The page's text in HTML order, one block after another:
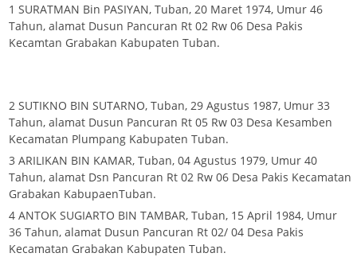
1 SURATMAN Bin PASIYAN, Tuban, 20 Maret 1974, Umur 46
Tahun, alamat Dusun Pancuran Rt 02 Rw 06 Desa Pakis
Kecamtan Grabakan Kabupaten Tuban.
2 SUTIKNO BIN SUTARNO, Tuban, 29 Agustus 1987, Umur 33
Tahun, alamat Dusun Pancuran Rt 05 Rw 03 Desa Kesamben
Kecamatan Plumpang Kabupaten Tuban.
3 ARILIKAN BIN KAMAR, Tuban, 04 Agustus 1979, Umur 40
Tahun, alamat Dsn Pancuran Rt 02 Rw 06 Desa Pakis Kecamatan
Grabakan KabupaenTuban.
4 ANTOK SUGIARTO BIN TAMBAR, Tuban, 15 April 1984, Umur
36 Tahun, alamat Dusun Pancuran Rt 02/ 04 Desa Pakis
Kecamatan Grabakan Kabupaten Tuban.